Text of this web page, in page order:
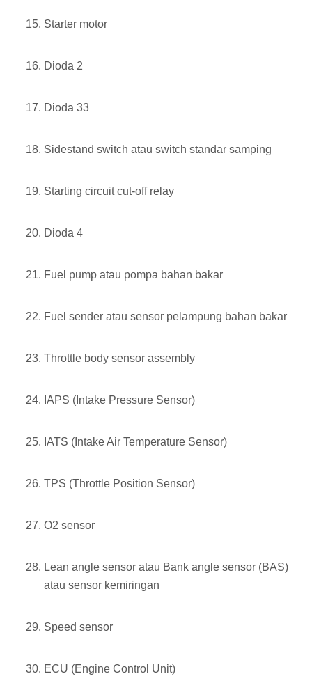
Starter motor
Dioda 2
Dioda 33
Sidestand switch atau switch standar samping
Starting circuit cut-off relay
Dioda 4
Fuel pump atau pompa bahan bakar
Fuel sender atau sensor pelampung bahan bakar
Throttle body sensor assembly
IAPS (Intake Pressure Sensor)
IATS (Intake Air Temperature Sensor)
TPS (Throttle Position Sensor)
O2 sensor
Lean angle sensor atau Bank angle sensor (BAS)
atau sensor kemiringan
Speed sensor
ECU (Engine Control Unit)